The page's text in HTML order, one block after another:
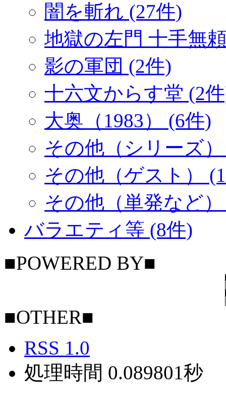
闇を斬れ (27件)
地獄の左門 十手無
影の軍団 (2件)
十六文からす堂 (2
大奥（1983） (6件)
その他（シリーズ
その他（ゲスト）
その他（単発など
バラエティ等 (8件)
■POWERED BY■
■OTHER■
RSS 1.0
処理時間 0.089801秒